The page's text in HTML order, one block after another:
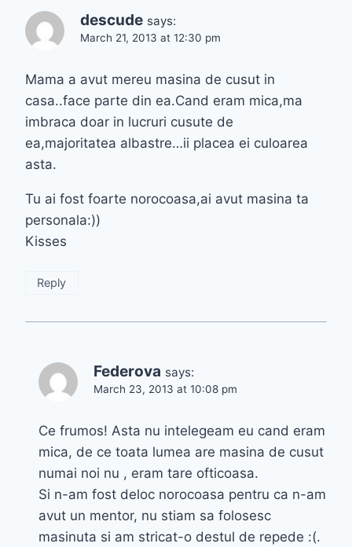
descude says:
March 21, 2013 at 12:30 pm
Mama a avut mereu masina de cusut in
casa..face parte din ea.Cand eram mica,ma
imbraca doar in lucruri cusute de
ea,majoritatea albastre…ii placea ei culoarea
asta.
Tu ai fost foarte norocoasa,ai avut masina ta
personala:))
Kisses
Reply
Federova says:
March 23, 2013 at 10:08 pm
Ce frumos! Asta nu intelegeam eu cand eram
mica, de ce toata lumea are masina de cusut
numai noi nu , eram tare ofticoasa.
Si n-am fost deloc norocoasa pentru ca n-am
avut un mentor, nu stiam sa folosesc
masinuta si am stricat-o destul de repede :(.